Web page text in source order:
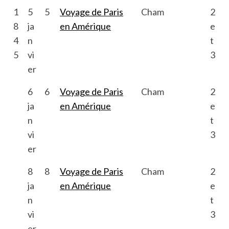
1
8
4
5
5
ja
n
vi
er
5
Voyage de Paris
en Amérique
Cham
2
e
t
3
6
ja
n
vi
er
6
Voyage de Paris
en Amérique
Cham
2
e
t
3
8
ja
n
vi
8
Voyage de Paris
en Amérique
Cham
2
e
t
3